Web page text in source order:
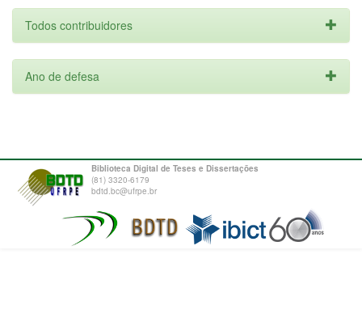
Todos contribuidores
Ano de defesa
Biblioteca Digital de Teses e Dissertações
(81) 3320-6179
bdtd.bc@ufrpe.br